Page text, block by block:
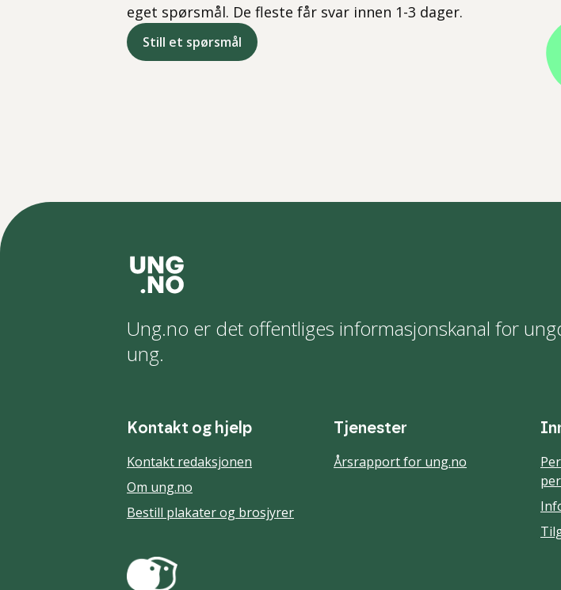
eget spørsmål. De fleste får svar innen 1-3 dager.
Still et spørsmål
Ung.no er det offentliges informasjonskanal for
ung.
Kontakt og hjelp
Kontakt redaksjonen
Om ung.no
Bestill plakater og brosjyrer
Tjenester
Årsrapport for ung.no